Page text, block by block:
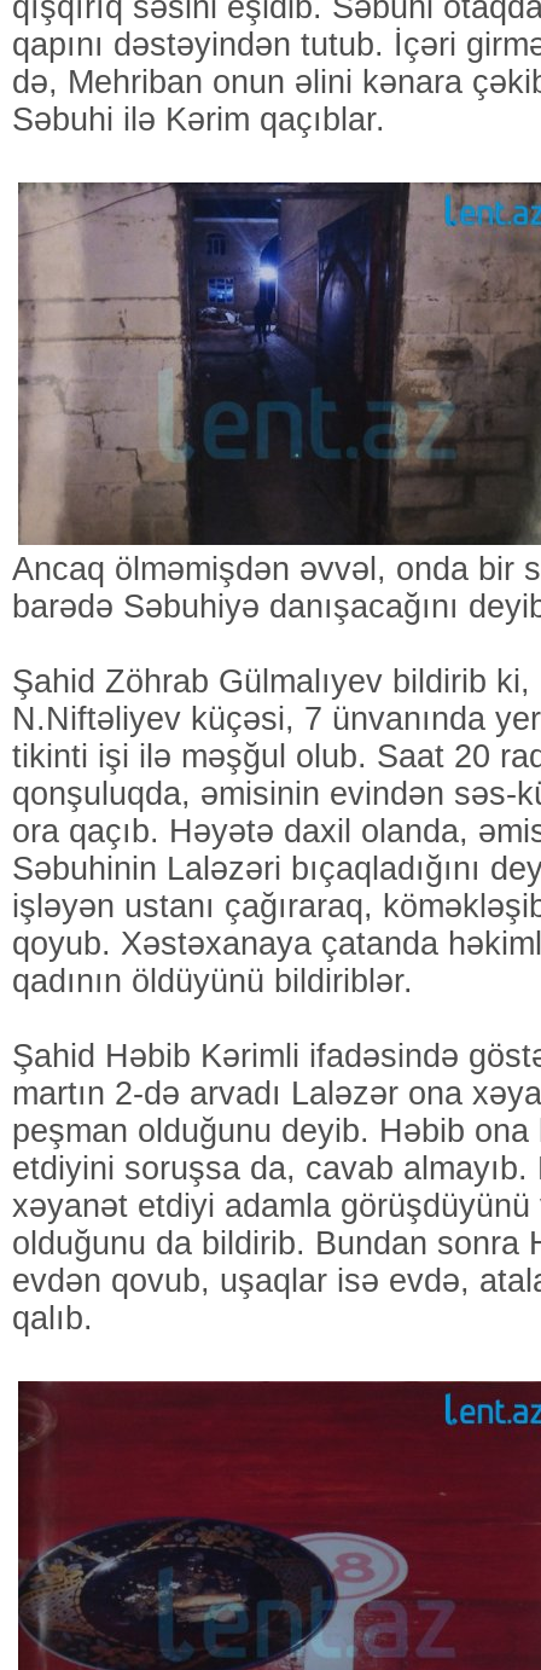
qışqırıq səsini eşidib. Səbuhi
qapını dəstəyindən tutub. İçəri
də, Mehriban onun əlini kənara
Səbuhi ilə Kərim qaçıblar.
Ancaq ölməmişdən əvvəl, onda bir
barədə Səbuhiyə danışacağını
Şahid Zöhrab Gülmalıyev bildirib ki,
N.Niftəliyev küçəsi, 7 ünvanında
tikinti işi ilə məşğul olub. Saat 20
qonşuluqda, əmisinin evindən səs-
ora qaçıb. Həyətə daxil olanda,
Səbuhinin Laləzəri bıçaqladığını
işləyən ustanı çağıraraq,
qoyub. Xəstəxanaya çatanda
qadının öldüyünü bildiriblər.
Şahid Həbib Kərimli ifadəsində
martın 2-də arvadı Laləzər ona
peşman olduğunu deyib. Həbib
etdiyini soruşsa da, cavab
xəyanət etdiyi adamla
olduğunu da bildirib. Bundan sonra
evdən qovub, uşaqlar isə evdə,
qalıb.